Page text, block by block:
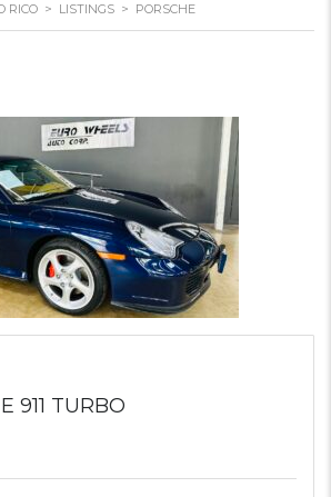
RICO > LISTINGS > PORSCHE
911 TURBO